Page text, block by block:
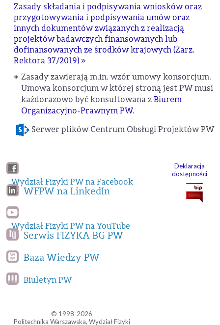
Zasady składania i podpisywania wniosków oraz
przygotowywania i podpisywania umów oraz
innych dokumentów związanych z realizacją
projektów badawczych finansowanych lub
dofinansowanych ze środków krajowych (Zarz.
Rektora 37/2019) »
Zasady zawierają m.in. wzór umowy konsorcjum.
Umowa konsorcjum w której stroną jest PW musi
każdorazowo być konsultowana zBiurem
Organizacyjno-Prawnym PW.
Serwer plików Centrum Obsługi Projektów PW
Wydział Fizyki PW na Facebook
WFPW na LinkedIn
Wydział Fizyki PW na YouTube
Serwis FIZYKA BG PW
Baza Wiedzy PW
Biuletyn PW
© 1998-2026
Politechnika Warszawska, Wydział Fizyki
Deklaracja
dostępności